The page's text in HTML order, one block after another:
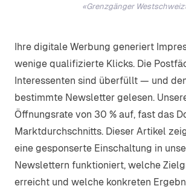
«Grenzgänger
Ihre digitale Werbung generiert
wenige qualifizierte Klicks. Die
Interessenten sind überfüllt — und
bestimmte Newsletter gelesen.
Öffnungsrate von 30 % auf, fast das
Marktdurchschnitts. Dieser Artikel
eine gesponserte Einschaltung in
Newslettern funktioniert, welche
erreicht und welche konkreten